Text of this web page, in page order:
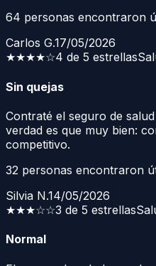
64 personas encontraron
Carlos G.17/05/2026
★★★★☆4 de 5 estrellas
Sin quejas
Contraté el seguro de
verdad es que muy bien:
competitivo.
32 personas encontraron
Silvia N.14/05/2026
★★★☆☆3 de 5 estrellas
Normal